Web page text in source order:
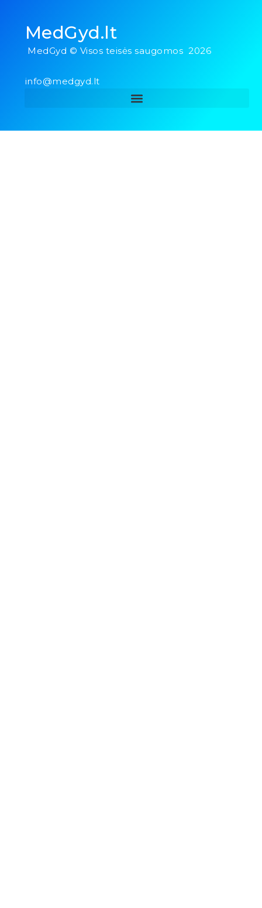
MedGyd.lt
MedGyd © Visos teisės saugomos 2026
info@medgyd.lt